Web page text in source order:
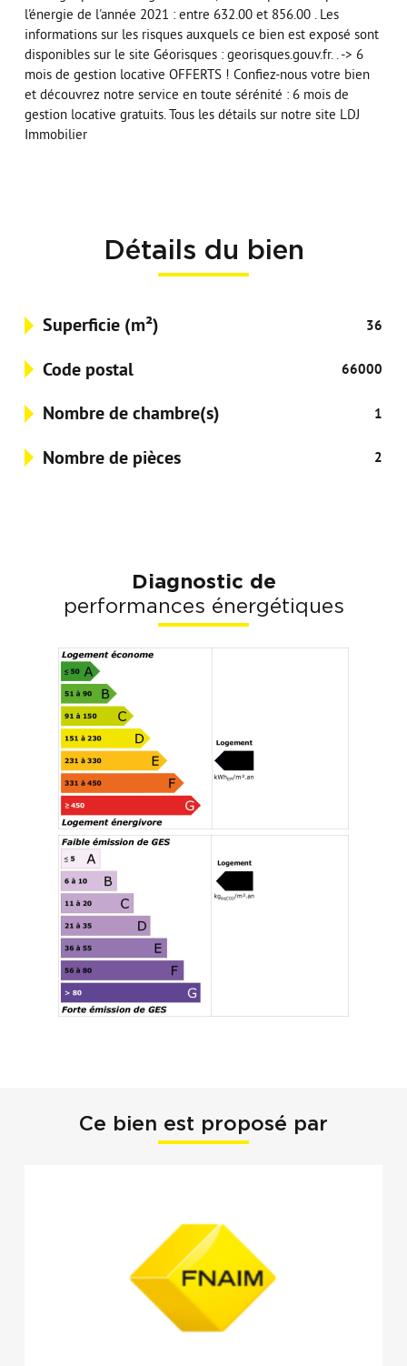
l'énergie de l'année 2021 : entre 632.00 et 856.00 . Les
informations sur les risques auxquels ce bien est exposé sont
disponibles sur le site Géorisques : georisques.gouv.fr. . -> 6
mois de gestion locative OFFERTS ! Confiez-nous votre bien
et découvrez notre service en toute sérénité : 6 mois de
gestion locative gratuits. Tous les détails sur notre site LDJ
Immobilier
Détails du bien
Superficie (m²) 36
Code postal 66000
Nombre de chambre(s) 1
Nombre de pièces 2
Diagnostic de
performances énergétiques
Ce bien est proposé par